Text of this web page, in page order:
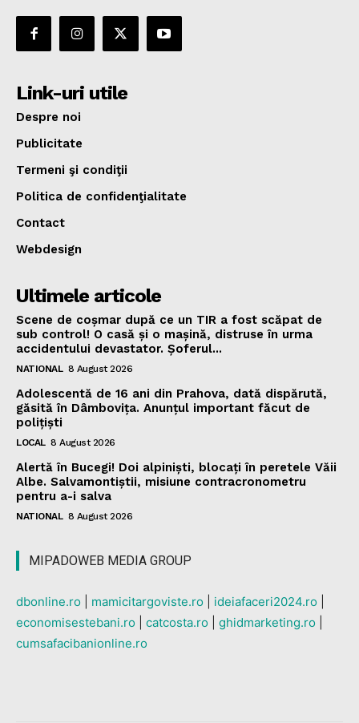
Link-uri utile
Despre noi
Publicitate
Termeni şi condiţii
Politica de confidenţialitate
Contact
Webdesign
Ultimele articole
Scene de coșmar după ce un TIR a fost scăpat de
sub control! O casă și o mașină, distruse în urma
accidentului devastator. Șoferul...
NATIONAL 8 August 2026
Adolescentă de 16 ani din Prahova, dată dispărută,
găsită în Dâmbovița. Anunțul important făcut de
polițiști
LOCAL 8 August 2026
Alertă în Bucegi! Doi alpiniști, blocați în peretele Văii
Albe. Salvamontiștii, misiune contracronometru
pentru a-i salva
NATIONAL 8 August 2026
MIPADOWEB MEDIA GROUP
dbonline.ro mamicitargoviste.ro ideiafaceri2024.ro
economisestebani.ro
catcosta.ro ghidmarketing.ro
cumsafacibanionline.ro